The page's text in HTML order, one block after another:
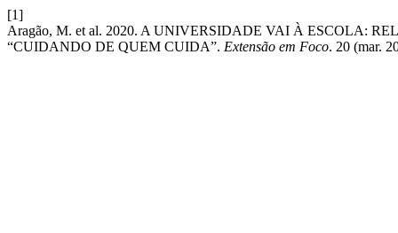
[1]
Aragão, M. et al. 2020. A UNIVERSIDADE VAI À ESCOLA:
“CUIDANDO DE QUEM CUIDA”. Extensão em Foco. 20 (mar.